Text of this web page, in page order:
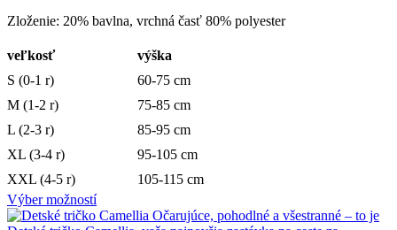
Zloženie: 20% bavlna, vrchná časť 80% polyester
veľkosť
výška
S (0-1 r)
60-75 cm
M (1-2 r)
75-85 cm
L (2-3 r)
85-95 cm
XL (3-4 r)
95-105 cm
XXL (4-5 r)
105-115 cm
Výber možností